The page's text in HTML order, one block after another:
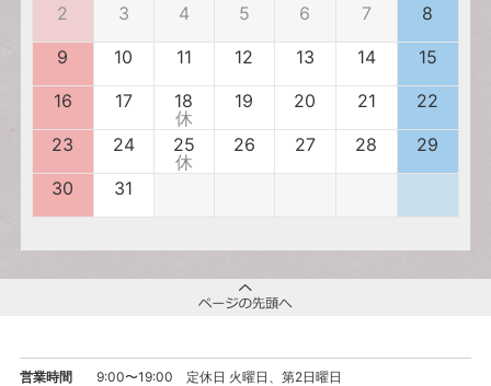
2
3 4 5 6 7
8
9
10 11 12 13 14
15
16
17
18
休
19 20 21
22
23
24
25
休
26 27 28
29
30
31
営業時間 9:00〜19:00 定休日 火曜日、第2日曜日